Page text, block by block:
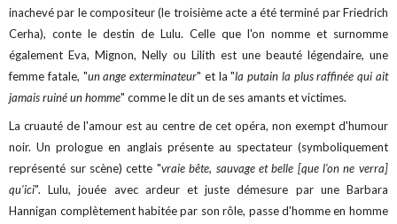
inachevé par le compositeur (le troisième acte a été terminé par Friedrich
Cerha), conte le destin de Lulu. Celle que l'on nomme et surnomme
également Eva, Mignon, Nelly ou Lilith est une beauté légendaire, une
femme fatale, "un ange exterminateur" et la "la putain la plus raffinée qui ait
jamais ruiné un homme" comme le dit un de ses amants et victimes.
La cruauté de l'amour est au centre de cet opéra, non exempt d'humour
noir. Un prologue en anglais présente au spectateur (symboliquement
représenté sur scène) cette "vraie bête, sauvage et belle [que l'on ne verra]
qu'ici". Lulu, jouée avec ardeur et juste démesure par une Barbara
Hannigan complètement habitée par son rôle, passe d'homme en homme